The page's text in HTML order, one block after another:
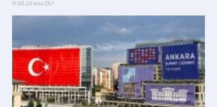
11:00, 20 юли 26 /